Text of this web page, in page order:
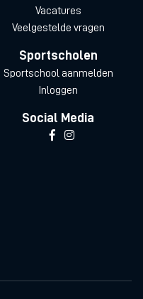
Vacatures
Veelgestelde vragen
Sportscholen
Sportschool aanmelden
Inloggen
Social Media